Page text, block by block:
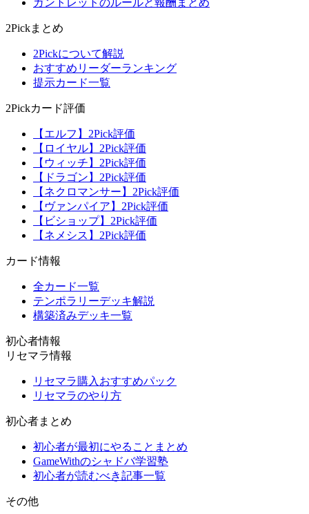
ガントレットのルールと報酬まとめ
2Pickまとめ
2Pickについて解説
おすすめリーダーランキング
提示カード一覧
2Pickカード評価
【エルフ】2Pick評価
【ロイヤル】2Pick評価
【ウィッチ】2Pick評価
【ドラゴン】2Pick評価
【ネクロマンサー】2Pick評価
【ヴァンパイア】2Pick評価
【ビショップ】2Pick評価
【ネメシス】2Pick評価
カード情報
全カード一覧
テンポラリーデッキ解説
構築済みデッキ一覧
初心者情報
リセマラ情報
リセマラ購入おすすめパック
リセマラのやり方
初心者まとめ
初心者が最初にやることまとめ
GameWithのシャドバ学習塾
初心者が読むべき記事一覧
その他